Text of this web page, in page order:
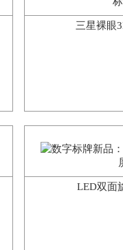
三星裸眼
LED双面